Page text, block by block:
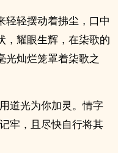
轻轻摆动着拂尘，口中
，耀眼生辉，在柒歌的
光灿烂笼罩着柒歌之
道光为你加灵。情字
牢，且尽快自行将其